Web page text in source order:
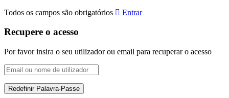
Todos os campos são obrigatórios Entrar
Recupere o acesso
Por favor insira o seu utilizador ou email para recuperar o acesso